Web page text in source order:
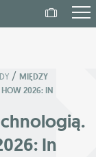
/ MIĘDZY
2026: IN
In